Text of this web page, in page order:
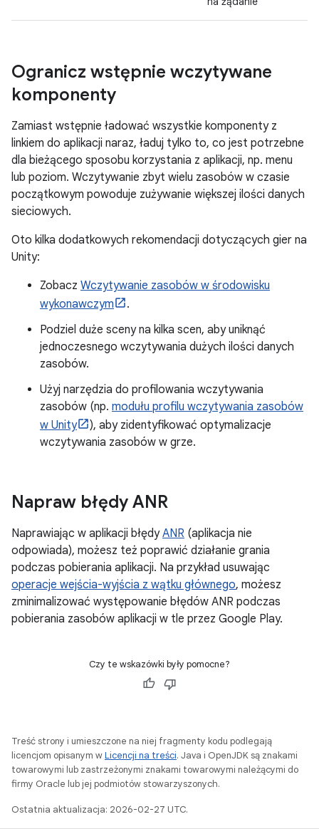
Ogranicz wstępnie wczytywane
komponenty
Zamiast wstępnie ładować wszystkie komponenty z
linkiem do aplikacji naraz, ładuj tylko to, co jest potrzebne
dla bieżącego sposobu korzystania z aplikacji, np. menu
lub poziom. Wczytywanie zbyt wielu zasobów w czasie
początkowym powoduje zużywanie większej ilości danych
sieciowych.
Oto kilka dodatkowych rekomendacji dotyczących gier na
Unity:
Zobacz Wczytywanie zasobów w środowisku
wykonawczym
.
Podziel duże sceny na kilka scen, aby uniknąć
jednoczesnego wczytywania dużych ilości danych
zasobów.
Użyj narzędzia do profilowania wczytywania
zasobów (np. modułu profilu wczytywania zasobów
w Unity
), aby zidentyfikować optymalizacje
wczytywania zasobów w grze.
Napraw błędy ANR
Naprawiając w aplikacji błędyANR (aplikacja nie
odpowiada), możesz też poprawić działanie grania
podczas pobierania aplikacji. Na przykład usuwając
operacje wejścia-wyjścia z wątku głównego, możesz
zminimalizować występowanie błędów ANR podczas
pobierania zasobów aplikacji w tle przez Google Play.
Czy te wskazówki były pomocne?
Treść strony i umieszczone na niej fragmenty kodu podlegają
licencjom opisanym wLicencji na treści. Java i OpenJDK są znakami
towarowymi lub zastrzeżonymi znakami towarowymi należącymi do
firmy Oracle lub jej podmiotów stowarzyszonych.
Ostatnia aktualizacja: 2026-02-27 UTC.